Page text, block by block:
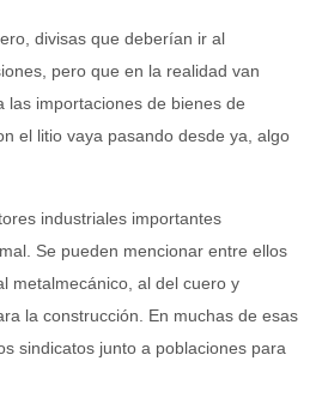
divisas que deberían ir al
pero que en la realidad van
las importaciones de bienes de
el litio vaya pasando desde ya, algo
industriales importantes
Se pueden mencionar entre ellos
metalmecánico, al del cuero y
la construcción. En muchas de esas
sindicatos junto a poblaciones para